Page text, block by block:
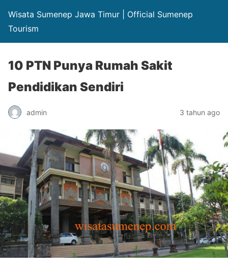
Wisata Sumenep Jawa Timur | Official Sumenep
Tourism
10 PTN Punya Rumah Sakit
Pendidikan Sendiri
admin 3 tahun ago